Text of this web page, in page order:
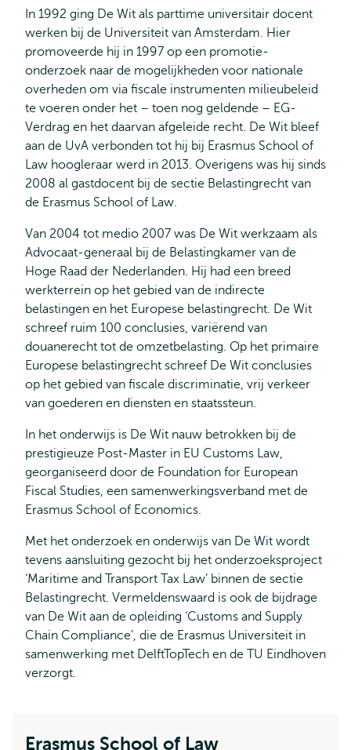
In 1992 ging De Wit als parttime universitair docent
werken bij de Universiteit van Amsterdam. Hier
promoveerde hij in 1997 op een promotie-
onderzoek naar de mogelijkheden voor nationale
overheden om via fiscale instrumenten milieubeleid
te voeren onder het – toen nog geldende – EG-
Verdrag en het daarvan afgeleide recht. De Wit bleef
aan de UvA verbonden tot hij bij Erasmus School of
Law hoogleraar werd in 2013. Overigens was hij sinds
2008 al gastdocent bij de sectie Belastingrecht van
de Erasmus School of Law.
Van 2004 tot medio 2007 was De Wit werkzaam als
Advocaat-generaal bij de Belastingkamer van de
Hoge Raad der Nederlanden. Hij had een breed
werkterrein op het gebied van de indirecte
belastingen en het Europese belastingrecht. De Wit
schreef ruim 100 conclusies, variërend van
douanerecht tot de omzetbelasting. Op het primaire
Europese belastingrecht schreef De Wit conclusies
op het gebied van fiscale discriminatie, vrij verkeer
van goederen en diensten en staatssteun.
In het onderwijs is De Wit nauw betrokken bij de
prestigieuze Post-Master in EU Customs Law,
georganiseerd door de Foundation for European
Fiscal Studies, een samenwerkingsverband met de
Erasmus School of Economics.
Met het onderzoek en onderwijs van De Wit wordt
tevens aansluiting gezocht bij het onderzoeksproject
‘Maritime and Transport Tax Law’ binnen de sectie
Belastingrecht. Vermeldenswaard is ook de bijdrage
van De Wit aan de opleiding ‘Customs and Supply
Chain Compliance’, die de Erasmus Universiteit in
samenwerking met DelftTopTech en de TU Eindhoven
verzorgt.
Erasmus School of Law